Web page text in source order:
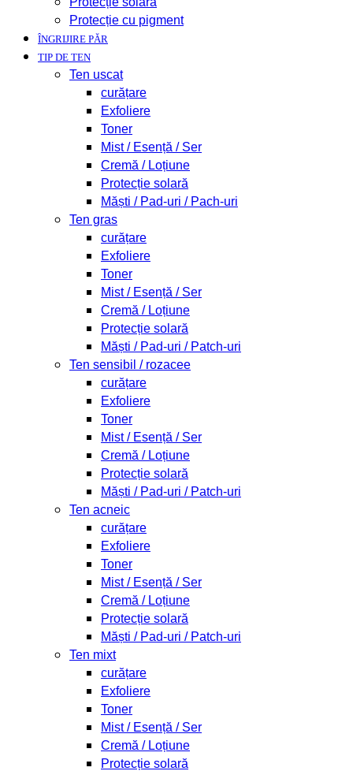
Protecție cu pigment
ÎNGRIJIRE PĂR
TIP DE TEN
Ten uscat
curățare
Exfoliere
Toner
Mist / Esență / Ser
Cremă / Loțiune
Protecție solară
Măști / Pad-uri / Pach-uri
Ten gras
curățare
Exfoliere
Toner
Mist / Esență / Ser
Cremă / Loțiune
Protecție solară
Măști / Pad-uri / Patch-uri
Ten sensibil / rozacee
curățare
Exfoliere
Toner
Mist / Esență / Ser
Cremă / Loțiune
Protecție solară
Măști / Pad-uri / Patch-uri
Ten acneic
curățare
Exfoliere
Toner
Mist / Esență / Ser
Cremă / Loțiune
Protecție solară
Măști / Pad-uri / Patch-uri
Ten mixt
curățare
Exfoliere
Toner
Mist / Esență / Ser
Cremă / Loțiune
Protecție solară